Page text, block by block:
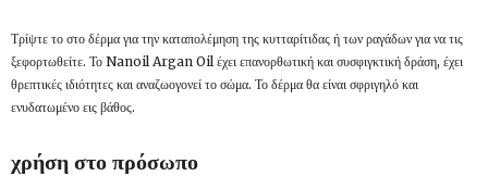
Τρίψτε το στο δέρμα για την καταπολέμηση της κυτταρίτιδας ή των ραγάδων για να τις
ξεφορτωθείτε. Το Nanoil Argan Oil έχει επανορθωτική και συσφιγκτική δράση, έχει
θρεπτικές ιδιότητες και αναζωογονεί το σώμα. Το δέρμα θα είναι σφριγηλό και
ενυδατωμένο εις βάθος.
χρήση στο πρόσωπο